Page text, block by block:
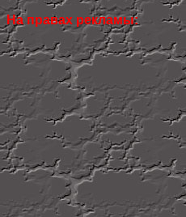
На правах рекламы: